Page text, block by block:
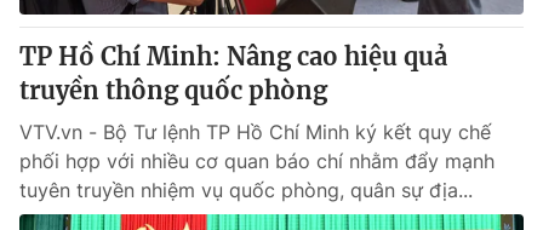
TP Hồ Chí Minh: Nâng cao hiệu quả
truyền thông quốc phòng
VTV.vn - Bộ Tư lệnh TP Hồ Chí Minh ký kết quy chế
phối hợp với nhiều cơ quan báo chí nhằm đẩy mạnh
tuyên truyền nhiệm vụ quốc phòng, quân sự địa...